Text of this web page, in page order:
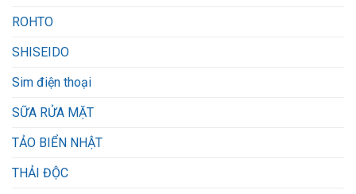
ROHTO
SHISEIDO
Sim điện thoại
SỮA RỬA MẶT
TẢO BIỂN NHẬT
THẢI ĐỘC